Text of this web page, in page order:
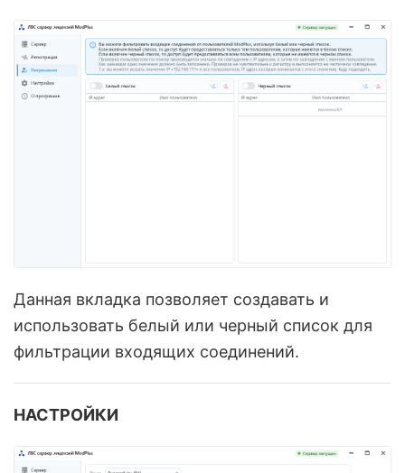
Данная вкладка позволяет создавать и
использовать белый или черный список для
фильтрации входящих соединений.
НАСТРОЙКИ